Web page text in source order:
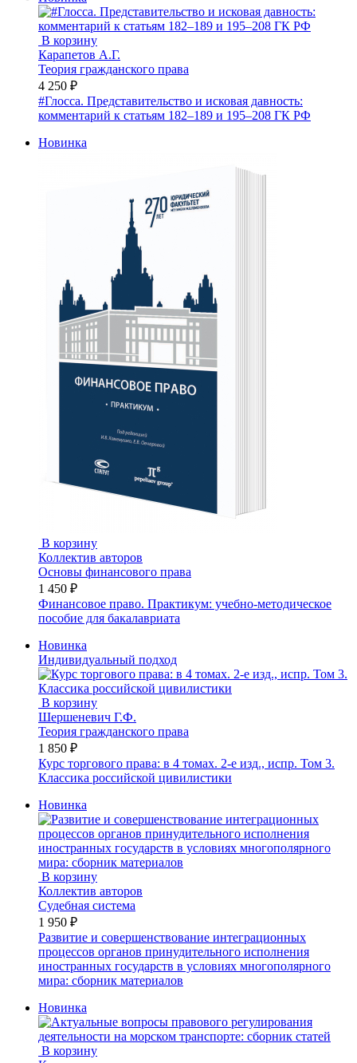
В корзину
Карапетов А.Г.
Теория гражданского права
4 250 ₽
#Глосса. Представительство и исковая давность:
комментарий к статьям 182–189 и 195–208 ГК РФ
Новинка
В корзину
Коллектив авторов
Основы финансового права
1 450 ₽
Финансовое право. Практикум: учебно-методическое
пособие для бакалавриата
Новинка
Индивидуальный подход
В корзину
Шершеневич Г.Ф.
Теория гражданского права
1 850 ₽
Курс торгового права: в 4 томах. 2-е изд., испр. Том 3.
Классика российской цивилистики
Новинка
В корзину
Коллектив авторов
Судебная система
1 950 ₽
Развитие и совершенствование интеграционных
процессов органов принудительного исполнения
иностранных государств в условиях многополярного
мира: сборник материалов
Новинка
В корзину